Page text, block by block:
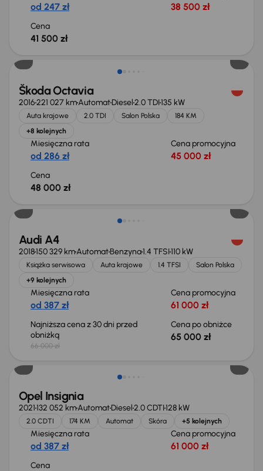
od 247 zł 38 500 zł
Cena
41 500 zł
Škoda Octavia
2016221 027 kmAutomatDiesel2.0 TDI135 kW
Auta krajowe 2.0 TDI Salon Polska
184 KM
+8 kolejnych
Miesięczna rata
od 286 zł
Cena promocyjna
45 000 zł
Cena
48 000 zł
Taniej o 1 000 zł
Audi A4
2018150 329 kmAutomatBenzyna1.4 TFSI110 kW
Książka serwisowa Auta krajowe 1.4 TFSI
Salon Polska
+9 kolejnych
Miesięczna rata
od 387 zł
Cena promocyjna
61 000 zł
Najniższa cena z 30 dni przed
obniżką
66 000 zł
Cena po obniżce
65 000 zł
Opel Insignia
2021132 052 kmAutomatDiesel2.0 CDTI128 kW
2.0 CDTI 174 KM Automat Skóra +5 kolejnych
Miesięczna rata
od 387 zł
Cena promocyjna
61 000 zł
Cena